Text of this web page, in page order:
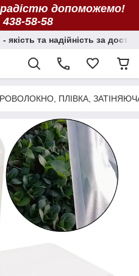
допоможемо!
58-58
якість та надійність за
ПЛІВКА,